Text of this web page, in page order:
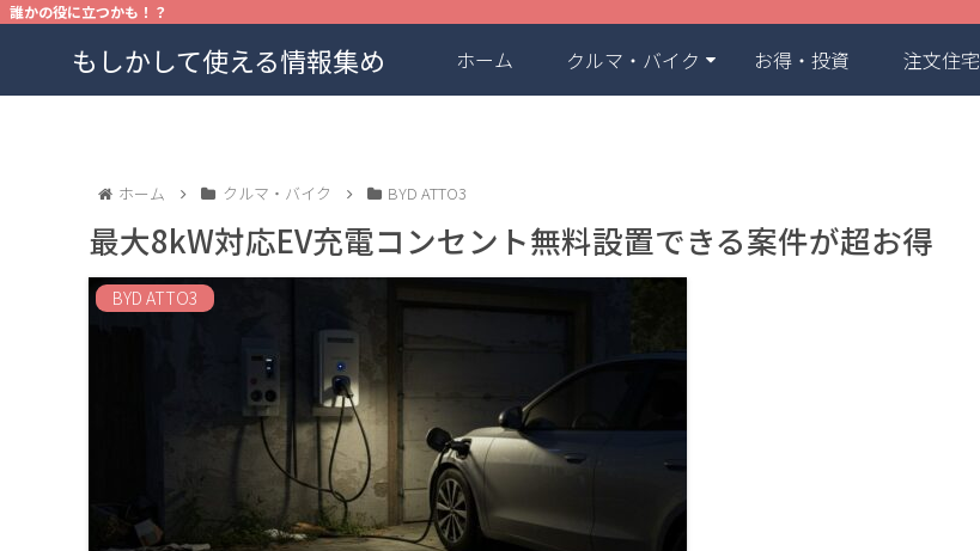
誰かの役に立つかも！？
もしかして使える情報集め ホーム クルマ・バイク お得・投資 注文住宅
ホーム クルマ・バイク BYD ATTO3
最大8kW対応EV充電コンセント無料設置できる案件が超お得
BYD ATTO3